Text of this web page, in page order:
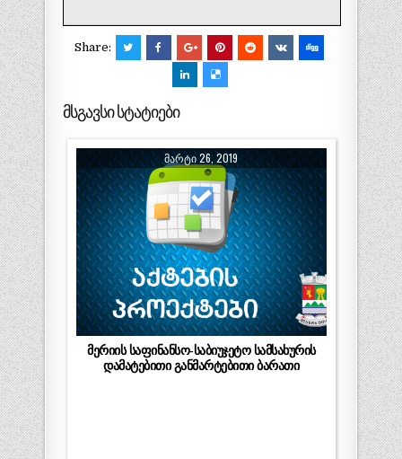
Share:
მსგავსი სტატიები
ᲛᲐᲠᲢᲘ 26, 2019
მერიის საფინანსო-საბიუჯეტო სამსახურის
დამატებითი განმარტებითი ბარათი